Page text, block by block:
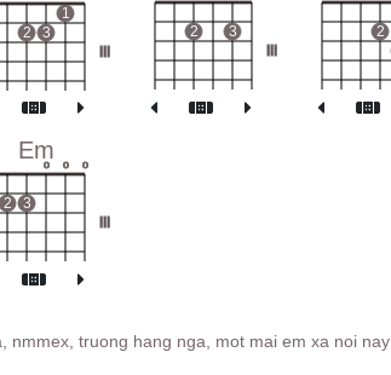
2 3
1
2 3
2
Em
2 3
o o o
nmmex, truong hang nga, mot mai em xa noi nay